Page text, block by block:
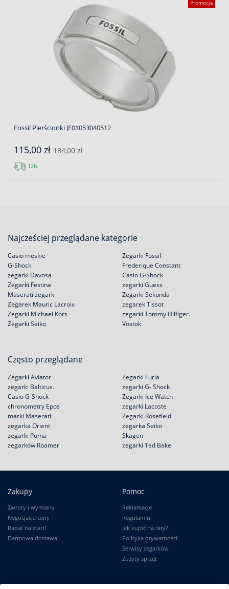
Promocja
Fossil Pierścionki JF01053040512
115,00 zł 184,00 zł
12h
Najcześciej przeglądane kategorie
Casio męskie
G-Shock
zegarki Davosa
Zegarki Festina
Zegarki Fossil
Frederique Constant
Casio G-Shock
zegarki Guess
Maserati zegarki
Zegarek Mauric Lacroix
Zegarki Michael Kors
Zegarki Seiko
Zegarki Sekonda
zegarek Tissot
zegarki Tommy Hilfiger.
Vostok
Często przeglądane
Zegarki Aviator
zegarki Balticus.
Casio G-Shock
chronometry Epos
Zegarki Furla
zegarki G- Shock
Zegarki Ice Watch
zegarki Lacoste
marki Maserati
zegarka Orient
zegarki Puma
zegarków Roamer
Zegarki Rosefield
zegarka Seiko
Skagen
zegarki Ted Bake
Zakupy
Zwroty i wymiany
Negocjacja ceny
Rabat na start!
Darmowa dostawa
Pomoc
Reklamacje
Regulamin
Jak kupić na raty?
Polityka prywatności
Serwisy zegarków
Zużyty sprzęt